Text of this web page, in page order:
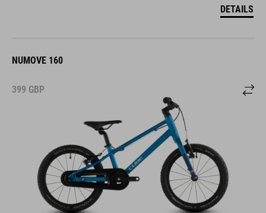
DETAILS
NUMOVE 160
399 GBP